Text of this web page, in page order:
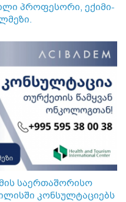
პროფესორი, ექიმი-
საერთაშორისო
კონსულტაციებს